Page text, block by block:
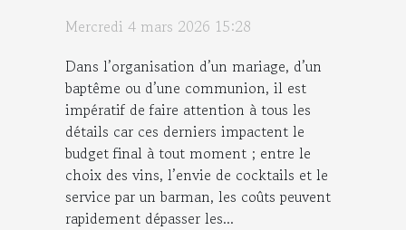
Mercredi 4 mars 2026 15:28
Dans l’organisation d’un mariage, d’un
baptême ou d’une communion, il est
impératif de faire attention à tous les
détails car ces derniers impactent le
budget final à tout moment ; entre le
choix des vins, l’envie de cocktails et le
service par un barman, les coûts peuvent
rapidement dépasser les...